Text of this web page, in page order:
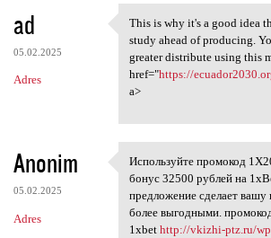
ad
05.02.2025
Adres
This is why it's a good
This is why it's a good idea
study ahead of producing.
greater distribute using this
href="https://
a>
Anonim
05.02.2025
Adres
Используйте
Используйте промокод
бонус 32500 рублей на
предложение сделает вашу
более выгодными.
1xbet http://vkizhi-ptz.ru/